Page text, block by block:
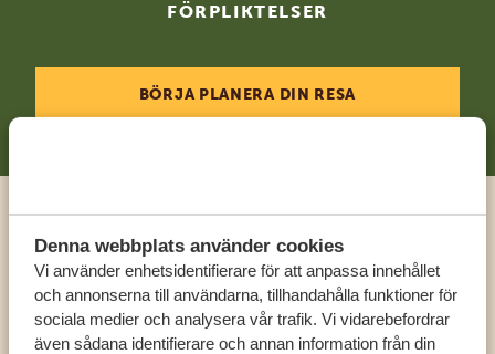
Denna webbplats använder cookies
Vi använder enhetsidentifierare för att anpassa innehållet
och annonserna till användarna, tillhandahålla funktioner för
sociala medier och analysera vår trafik. Vi vidarebefordrar
även sådana identifierare och annan information från din
FÖRPLIKTELSER
BÖRJA PLANERA DIN RESA
Ring en expert
FÅ PERSONLIG RÅDGIVNING FRÅN VÅRA
EXPERTER